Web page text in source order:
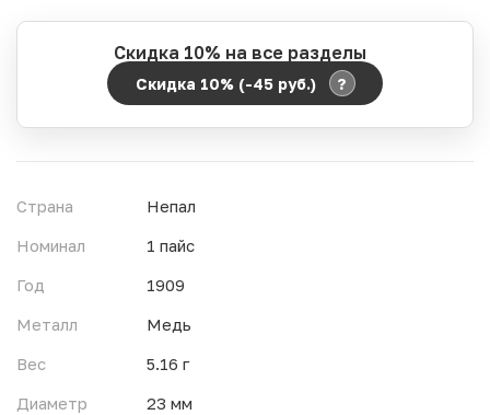
Скидка 10% на все разделы
Скидка 10% (-45 руб.) ?
Период действия акции:
23
Страна
Непал
Номинал
1 пайс
Год
1909
Металл
Медь
Вес
5.16 г
Диаметр
23 мм